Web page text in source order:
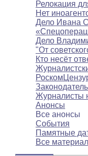
Релокация
Нет
Дело Ивана
Дело
"От
Кто несёт
Журналисты
Анонсы
Все анонсы
События
Памятные
Все